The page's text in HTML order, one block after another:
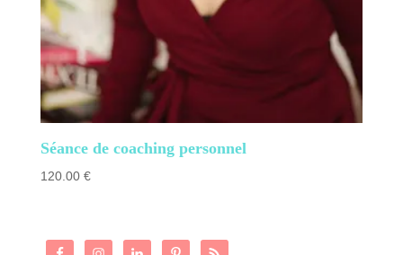
Séance de coaching personnel
120.00 €